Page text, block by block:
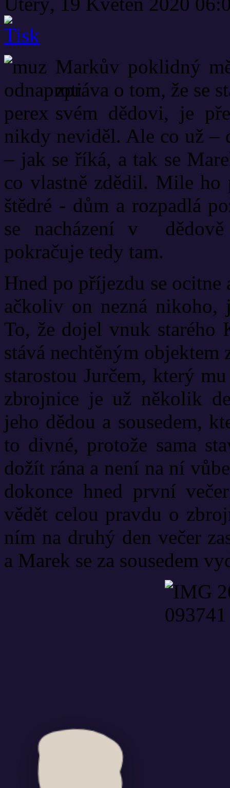
Markův poklidný
zpráva o tom, že se
svém dědovi, je
nikdy neviděl. Ale co už –
– jak se říká, a tak se
co vlastně zdědil. Mile ho
štědré - dům a rozpadlá
se nacházení v dědově
pokračuje tedy tam.
Hned po příjezdu se
ačkoliv on nezná nikoho,
To, že dojel vnuk starého
stává nechtěným objektem
starostou Jurčem, který
zbrojnice je už několik
jeho dědou a sousedem,
to divné, protože sama
dožít rána a není na ní
dokonce hned první
vědět celou pravdu o
ním na druhý den večer
a Marek se za sousedem